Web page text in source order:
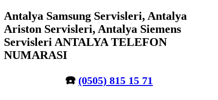
Antalya Samsung Servisleri, Antalya
Ariston Servisleri, Antalya Siemens
Servisleri ANTALYA TELEFON
NUMARASI
☎️ (0505) 815 15 71